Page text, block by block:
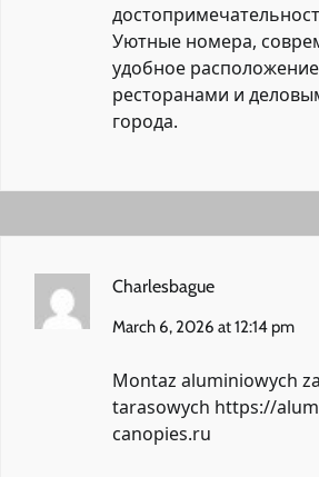
Уютные номера,
удобное
ресторанами и
города.
Charlesbague
March 6, 2026 at 12:14 pm
Montaz aluminiowych
tarasowych https://
canopies.ru